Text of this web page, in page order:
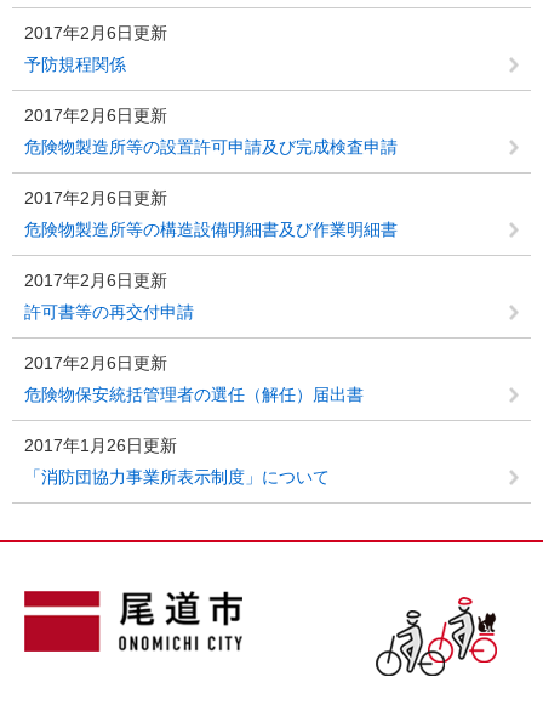
2017年2月6日更新
予防規程関係
2017年2月6日更新
危険物製造所等の設置許可申請及び完成検査申請
2017年2月6日更新
危険物製造所等の構造設備明細書及び作業明細書
2017年2月6日更新
許可書等の再交付申請
2017年2月6日更新
危険物保安統括管理者の選任（解任）届出書
2017年1月26日更新
「消防団協力事業所表示制度」について